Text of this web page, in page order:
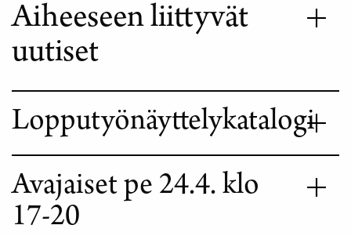
Aiheeseen liittyvät
uutiset
Lopputyönäyttelykatalogi
Avajaiset pe 24.4. klo
17-20